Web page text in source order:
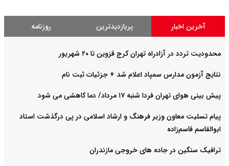
آخرین اخبار پربازدیدترین روزنامه
محدودیت تردد در آزادراه تهران کرج قزوین تا ۲۰ شهریور
نتایج آزمون مدارس سمپاد اعلام شد + جزئیات ثبت نام
پیش بینی هوای تهران فردا شنبه ۱۷ مرداد/ دما کاهشی می شود
پیام تسلیت معاون وزیر فرهنگ و ارشاد اسلامی در پی درگذشت استاد
ابوالقاسم قاسم‌زاده
ترافیک سنگین در جاده های خروجی مازندران